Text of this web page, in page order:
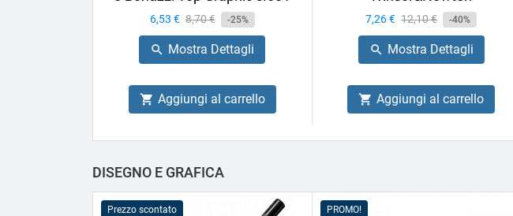
Prezzo
6,53 € Prezzo
base
8,70 € -25%
 Mostra Dettagli
 Aggiungi al carrello
Prezzo
7,26 € Prezzo
base
12,10 € -40%
 Mostra Dettagli
 Aggiungi al carrello
DISEGNO E GRAFICA
Prezzo scontato PROMO!